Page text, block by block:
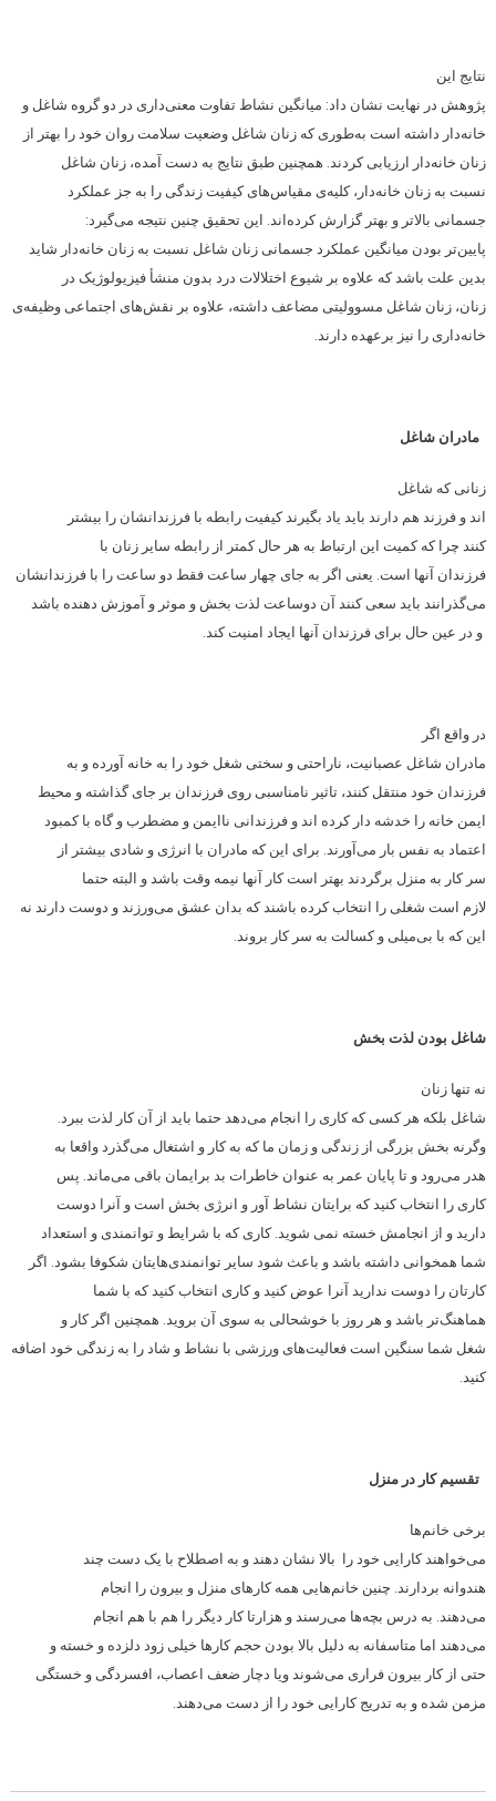
نتایج این
پژوهش در نهایت نشان داد: میانگین نشاط تفاوت معنی‌داری در دو گروه شاغل و
خانه‌دار داشته است به‌طوری که زنان شاغل وضعیت سلامت روان خود را بهتر از
زنان خانه‌دار ارزیابی کردند. همچنین طبق نتایج به دست آمده، زنان شاغل
نسبت به زنان خانه‌دار، کلیه‌ی مقیاس‌های کیفیت زندگی را به جز عملکرد
جسمانی بالاتر و بهتر گزارش کرده‌اند. این تحقیق چنین نتیجه می‌گیرد:
پایین‌تر بودن میانگین عملکرد جسمانی زنان شاغل نسبت به زنان خانه‌دار شاید
بدین علت باشد که علاوه بر شیوع اختلالات درد بدون منشأ فیزیولوژیک در
زنان، زنان شاغل مسوولیتی مضاعف داشته، علاوه بر نقش‌های اجتماعی وظیفه‌ی
خانه‌داری را نیز برعهده دارند.
مادران شاغل
زنانی که شاغل
اند و فرزند هم دارند باید یاد بگیرند کیفیت رابطه با فرزندانشان را بیشتر
کنند چرا که کمیت این ارتباط به هر حال کمتر از رابطه سایر زنان با
فرزندان آنها است. یعنی اگر به جای چهار ساعت فقط دو ساعت را با فرزندانشان
می‌‌گذرانند باید سعی کنند آن دوساعت لذت بخش و موثر و آموزش دهنده باشد
و در عین حال برای فرزندان آنها ایجاد امنیت کند.
در واقع اگر
مادران شاغل عصبانیت، ناراحتی و سختی شغل خود را به خانه آورده و به
فرزندان خود منتقل کنند، تاثیر نامناسبی روی فرزندان بر جای گذاشته و محیط
ایمن خانه را خدشه دار کرده اند و فرزندانی ناایمن و مضطرب و گاه با کمبود
اعتماد به نفس بار می‌‌آورند. برای این که مادران با انرژی و شادی بیشتر از
سر کار به منزل برگردند بهتر است کار آنها نیمه وقت باشد و البته حتما
لازم است شغلی را انتخاب کرده باشند که بدان عشق می‌‌ورزند و دوست دارند نه
این که با بی‌میلی و کسالت به سر کار بروند.
شاغل بودن لذت بخش
نه تنها زنان
شاغل بلکه هر کسی که کاری را انجام می‌‌دهد حتما باید از آن کار لذت ببرد.
وگرنه بخش بزرگی از زندگی و زمان ما که به کار و اشتغال می‌‌گذرد واقعا به
هدر می‌‌رود و تا پایان عمر به عنوان خاطرات بد برایمان باقی می‌‌ماند. پس
کاری را انتخاب کنید که برایتان نشاط آور و انرژی بخش است و آنرا دوست
دارید و از انجامش خسته نمی شوید. کاری که با شرایط و توانمندی و استعداد
شما همخوانی داشته باشد و باعث شود سایر توانمندی‌‌هایتان شکوفا بشود. اگر
کارتان را دوست ندارید آنرا عوض کنید و کاری انتخاب کنید که با شما
هماهنگ‌‌تر باشد و هر روز با خوشحالی به سوی آن بروید. همچنین اگر کار و
شغل شما سنگین است فعالیت‌‌های ورزشی با نشاط و شاد را به زندگی خود اضافه
کنید.
تقسیم کار در منزل
برخی خانم‌‌ها
می‌‌خواهند کارایی خود را بالا نشان دهند و به اصطلاح با یک دست چند
هندوانه بردارند. چنین خانم‌‌هایی همه کارهای منزل و بیرون را انجام
می‌‌دهند. به درس بچه‌‌ها می‌‌رسند و هزارتا کار دیگر را هم با هم انجام
می‌‌دهند اما متاسفانه به دلیل بالا بودن حجم کارها خیلی زود دلزده و خسته و
حتی از کار بیرون فراری می‌‌شوند ویا دچار ضعف اعصاب، افسردگی و خستگی
مزمن شده و به تدریج کارایی خود را از دست می‌‌دهند.